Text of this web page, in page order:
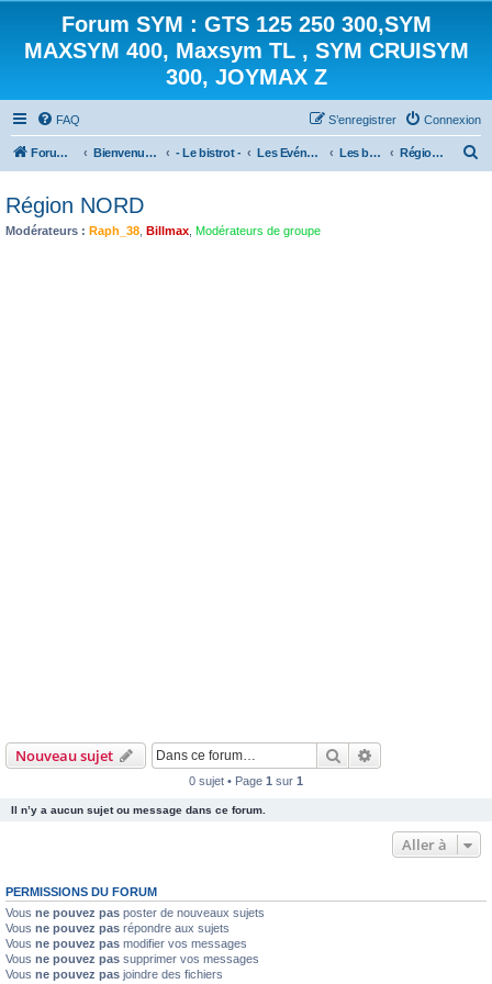
Forum SYM : GTS 125 250 300,SYM
MAXSYM 400, Maxsym TL , SYM CRUISYM
300, JOYMAX Z
FAQ Connexion
S’enregistrer
Forum des scooters SYM - GTS -MAXSYM - CRUISYM - JOYMAX - Maxsym TL Bienvenue sur le forum des scooters de la gamme SYM - Le bistrot - Les Evénements Les balades Région NORD
Région NORD
Modérateurs : Raph_38 Billmax Modérateurs de groupe
Nouveau sujet Rechercher
0 sujet • Page 1 sur 1
Il n’y a aucun sujet ou message dans ce forum.
Aller à
PERMISSIONS DU FORUM
Vous ne pouvez pas poster de nouveaux sujets
Vous ne pouvez pas répondre aux sujets
Vous ne pouvez pas modifier vos messages
Vous ne pouvez pas supprimer vos messages
Vous ne pouvez pas joindre des fichiers